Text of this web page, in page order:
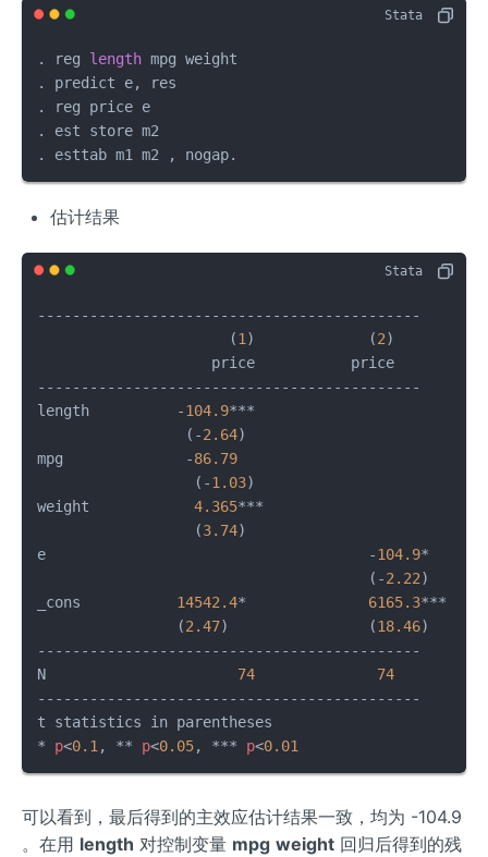
. reg length mpg weight
. predict e, res
. reg price e
. est store m2
. esttab m1 m2 , nogap.
估计结果
--------------------------------------------
                      (
1)             (2)
                    price           price
--------------------------------------------
length          -104.9***
                 (-
2.64)
mpg              -86.79
                  (-
1.03)
weight 4.365***
                  (
3.74)
e                                     -104.9*
                                      (-
2.22)
_cons 14542.4* 6165.3***
                (
2.47)                (18.46)
--------------------------------------------
N 74
74
--------------------------------------------
t statistics in parentheses
* p<0.1, ** p<0.05, *** p<0.01
可以看到，最后得到的主效应估计结果一致，均为 -104.9
。在用 length 对控制变量 mpg weight 回归后得到的残